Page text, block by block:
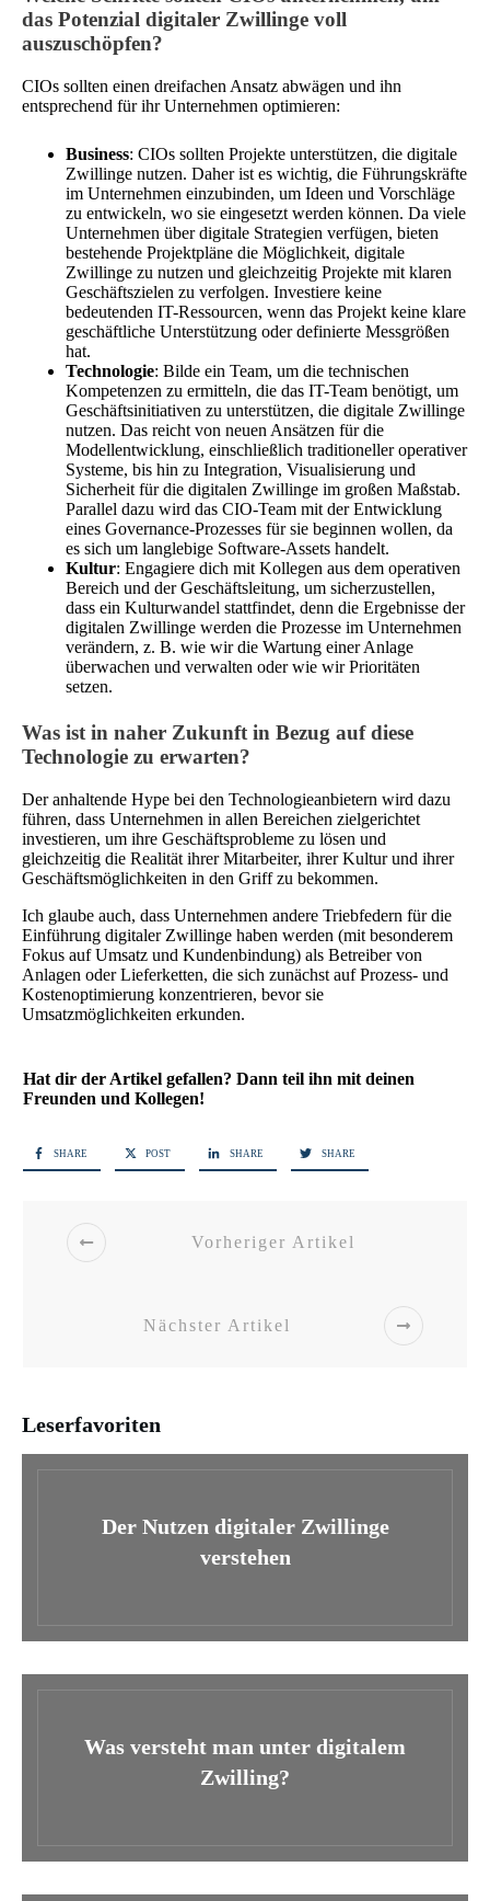
das Potenzial digitaler Zwillinge voll
auszuschöpfen?
CIOs sollten einen dreifachen Ansatz abwägen und ihn
entsprechend für ihr Unternehmen optimieren:
Business: CIOs sollten Projekte unterstützen, die digitale
Zwillinge nutzen. Daher ist es wichtig, die Führungskräfte
im Unternehmen einzubinden, um Ideen und Vorschläge
zu entwickeln, wo sie eingesetzt werden können. Da viele
Unternehmen über digitale Strategien verfügen, bieten
bestehende Projektpläne die Möglichkeit, digitale
Zwillinge zu nutzen und gleichzeitig Projekte mit klaren
Geschäftszielen zu verfolgen. Investiere keine
bedeutenden IT-Ressourcen, wenn das Projekt keine klare
geschäftliche Unterstützung oder definierte Messgrößen
hat.
Technologie: Bilde ein Team, um die technischen
Kompetenzen zu ermitteln, die das IT-Team benötigt, um
Geschäftsinitiativen zu unterstützen, die digitale Zwillinge
nutzen. Das reicht von neuen Ansätzen für die
Modellentwicklung, einschließlich traditioneller operativer
Systeme, bis hin zu Integration, Visualisierung und
Sicherheit für die digitalen Zwillinge im großen Maßstab.
Parallel dazu wird das CIO-Team mit der Entwicklung
eines Governance-Prozesses für sie beginnen wollen, da
es sich um langlebige Software-Assets handelt.
Kultur: Engagiere dich mit Kollegen aus dem operativen
Bereich und der Geschäftsleitung, um sicherzustellen,
dass ein Kulturwandel stattfindet, denn die Ergebnisse der
digitalen Zwillinge werden die Prozesse im Unternehmen
verändern, z. B. wie wir die Wartung einer Anlage
überwachen und verwalten oder wie wir Prioritäten
setzen.
Was ist in naher Zukunft in Bezug auf diese
Technologie zu erwarten?
Der anhaltende Hype bei den Technologieanbietern wird dazu
führen, dass Unternehmen in allen Bereichen zielgerichtet
investieren, um ihre Geschäftsprobleme zu lösen und
gleichzeitig die Realität ihrer Mitarbeiter, ihrer Kultur und ihrer
Geschäftsmöglichkeiten in den Griff zu bekommen.
Ich glaube auch, dass Unternehmen andere Triebfedern für die
Einführung digitaler Zwillinge haben werden (mit besonderem
Fokus auf Umsatz und Kundenbindung) als Betreiber von
Anlagen oder Lieferketten, die sich zunächst auf Prozess- und
Kostenoptimierung konzentrieren, bevor sie
Umsatzmöglichkeiten erkunden.
Hat dir der Artikel gefallen? Dann teil ihn mit deinen
Freunden und Kollegen!
SHARE POST SHARE SHARE
Vorheriger Artikel
Nächster Artikel
Leserfavoriten
Der Nutzen digitaler Zwillinge
verstehen
Was versteht man unter digitalem
Zwilling?